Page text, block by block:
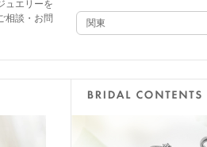
ュエリーを
相談・お問
関東